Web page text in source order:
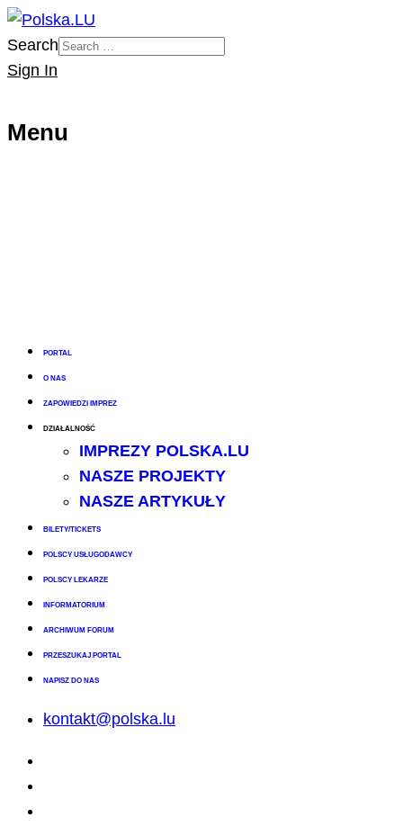
Search
Sign In
Menu
PORTAL
O NAS
ZAPOWIEDZI IMPREZ
DZIAŁALNOŚĆ
IMPREZY POLSKA.LU
NASZE PROJEKTY
NASZE ARTYKUŁY
BILETY/TICKETS
POLSCY USŁUGODAWCY
POLSCY LEKARZE
INFORMATORIUM
ARCHIWUM FORUM
PRZESZUKAJ PORTAL
NAPISZ DO NAS
kontakt@polska.lu